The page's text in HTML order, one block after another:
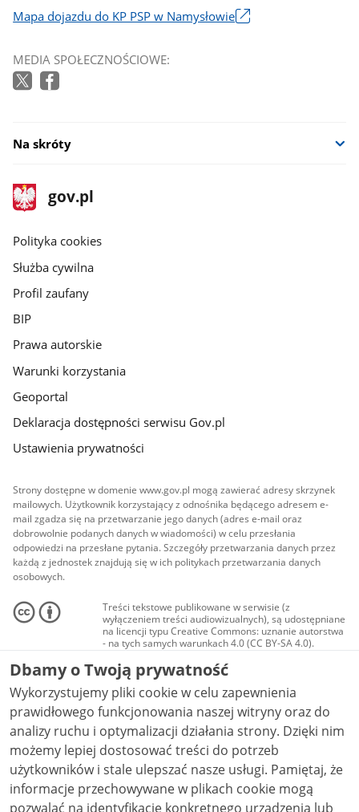
Mapa dojazdu do KP PSP w Namysłowie
się
w
MEDIA SPOŁECZNOŚCIOWE:
Na skróty
stopka
gov.pl
Strona
gov.pl
gov.pl
Polityka cookies
Służba cywilna
Profil zaufany
BIP
Prawa autorskie
Warunki korzystania
Geoportal
Deklaracja dostępności serwisu Gov.pl
Ustawienia prywatności
Strony dostępne w domenie www.gov.pl mogą zawierać adresy skrzynek
mailowych. Użytkownik korzystający z odnośnika będącego adresem e-
mail zgadza się na przetwarzanie jego danych (adres e-mail oraz
dobrowolnie podanych danych w wiadomości) w celu przesłania
odpowiedzi na przesłane pytania. Szczegóły przetwarzania danych przez
każdą z jednostek znajdują się w ich politykach przetwarzania danych
osobowych.
Treści tekstowe publikowane w serwisie (z
wyłączeniem treści audiowizualnych), są udostępniane
na licencji typu Creative Commons: uznanie autorstwa
- na tych samych warunkach 4.0 (CC BY-SA 4.0).
Materiały audiowizualne, w tym zdjęcia, materiały
audio i wideo, są udostępniane na licencji typu
Creative Commons: uznanie autorstwa użycie
niekomercyjne - bez utworów zależnych 4.0 (CC BY-
NC-ND 4.0), o ile nie jest to stwierdzone inaczej.
Dbamy o Twoją prywatność
Wykorzystujemy pliki cookie w celu zapewnienia
prawidłowego funkcjonowania naszej witryny oraz do
analizy ruchu i optymalizacji działania strony. Dzięki nim
możemy lepiej dostosować treści do potrzeb
użytkowników i stale ulepszać nasze usługi. Pamiętaj, że
informacje przechowywane w plikach cookie mogą
pozwalać na identyfikację konkretnego urządzenia lub